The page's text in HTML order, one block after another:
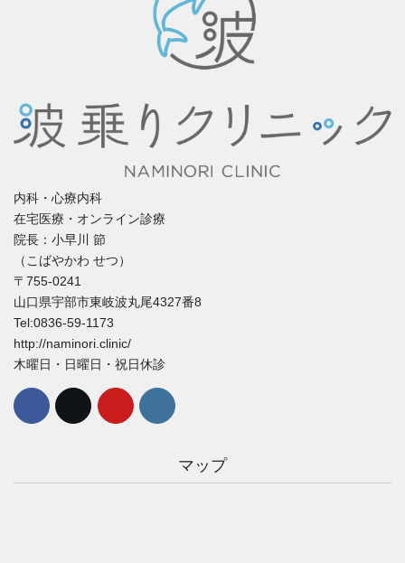
内科・心療内科
在宅医療・オンライン診療
院長：小早川 節
（こばやかわ せつ）
〒755-0241
山口県宇部市東岐波丸尾4327番8
Tel:0836-59-1173
http://naminori.clinic/
木曜日・日曜日・祝日休診
マップ